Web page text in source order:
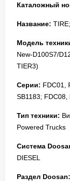
Каталожный
Название:
Модель
New-D100S7/
TIER3)
Серии: FDC01,
SB1183;
Тип техники:
Powered Trucks
Система
DIESEL
Раздел Doosan: